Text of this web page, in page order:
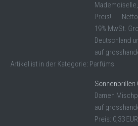
Preis!
19% MwSt.
Deutschland
auf
Artikel ist in der Kategorie: Parfüms
Sonnenbrillen
Damen
auf
Preis: 0,33